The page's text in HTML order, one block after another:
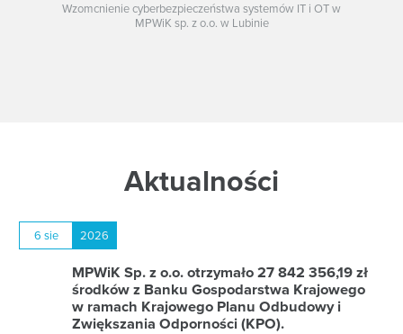
Wzomcnienie cyberbezpieczeństwa systemów IT i OT w
MPWiK sp. z o.o. w Lubinie
Aktualności
6 sie 2026
MPWiK Sp. z o.o. otrzymało 27 842 356,19 zł
środków z Banku Gospodarstwa Krajowego
w ramach Krajowego Planu Odbudowy i
Zwiększania Odporności (KPO).